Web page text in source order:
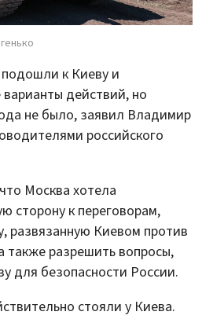
к Киеву и
действий, но
не было, заявил Владимир
российского
Москва хотела
сторону к переговорам,
развязанную Киевом против
также разрешить вопросы,
для безопасности России.
стояли у Киева.